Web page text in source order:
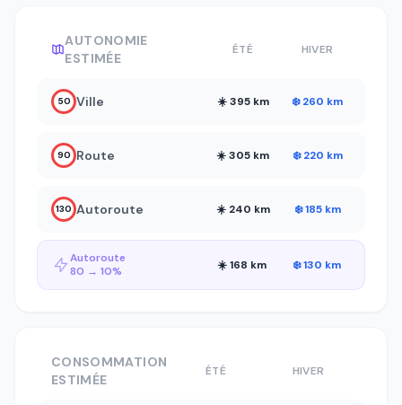
AUTONOMIE
ESTIMÉE
ÉTÉ HIVER
50 Ville ☀️ 395 km ❄️ 260 km
90 Route ☀️ 305 km ❄️ 220 km
130 Autoroute ☀️ 240 km ❄️ 185 km
Autoroute
80 → 10%
☀️ 168 km ❄️ 130 km
CONSOMMATION
ESTIMÉE
ÉTÉ HIVER